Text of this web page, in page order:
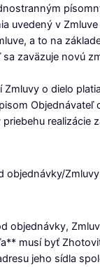
uvedený v
a to na
zaväzuje novú
Zmluvy o dielo
Objednávateľ
realizácie
objednávky/
objednávky,
musí byť
jeho sídla